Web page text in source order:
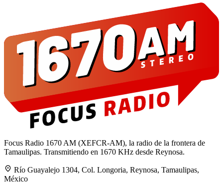
Focus Radio 1670 AM (XEFCR-AM), la radio de la frontera de
Tamaulipas. Transmitiendo en 1670 KHz desde Reynosa.
Río Guayalejo 1304, Col. Longoria, Reynosa, Tamaulipas,
México